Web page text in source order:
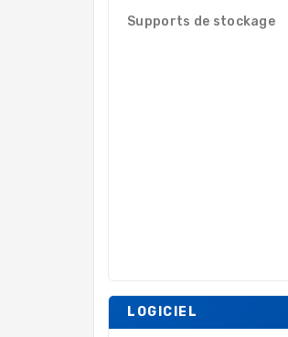
Supports de stockage
LOGICIEL